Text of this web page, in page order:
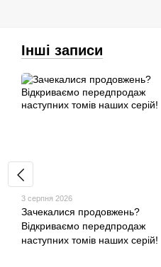
Інші записи
3 серпня 2026
Зачекалися продовжень?
Відкриваємо передпродаж
наступних томів наших серій!